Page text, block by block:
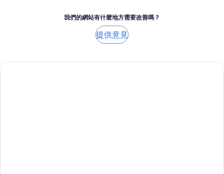
我們的網站有什麼地方需要改善嗎？
提供意見